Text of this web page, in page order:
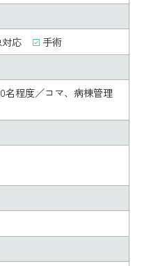
応
手術
名程度／コマ、病棟管理